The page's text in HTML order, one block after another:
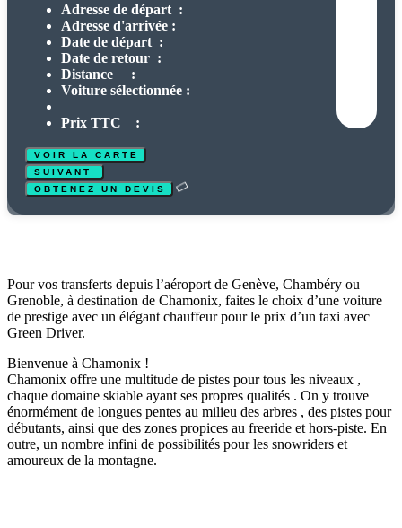
Adresse de départ :
Adresse d'arrivée :
Date de départ :
Date de retour :
Distance :
Voiture sélectionnée :
Prix TTC :
Pour vos transferts depuis l’aéroport de Genève, Chambéry ou
Grenoble, à destination de Chamonix, faites le choix d’une voiture
de prestige avec un élégant chauffeur pour le prix d’un taxi avec
Green Driver.
Bienvenue à Chamonix !
Chamonix offre une multitude de pistes pour tous les niveaux ,
chaque domaine skiable ayant ses propres qualités . On y trouve
énormément de longues pentes au milieu des arbres , des pistes pour
débutants, ainsi que des zones propices au freeride et hors-piste. En
outre, un nombre infini de possibilités pour les snowriders et
amoureux de la montagne.